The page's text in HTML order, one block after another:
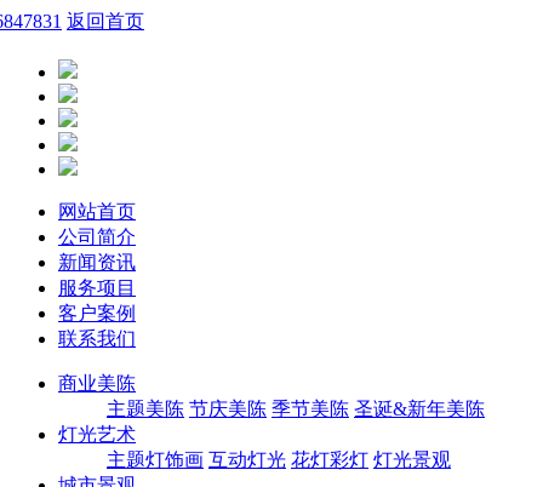
返回首页
网站首页
公司简介
新闻资讯
服务项目
客户案例
联系我们
商业美陈
主题美陈 节庆美陈 季节美陈 圣诞&新年美陈
灯光艺术
主题灯饰画 互动灯光 花灯彩灯 灯光景观